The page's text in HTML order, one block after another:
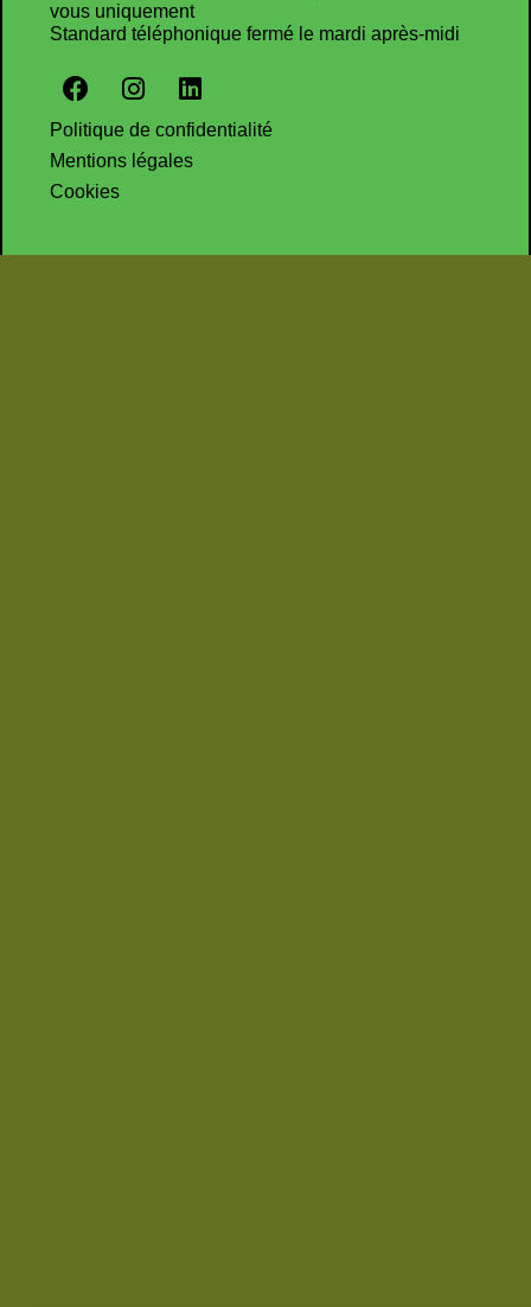
vous uniquement
Standard téléphonique fermé le mardi après-midi
Politique de confidentialité
Mentions légales
Cookies